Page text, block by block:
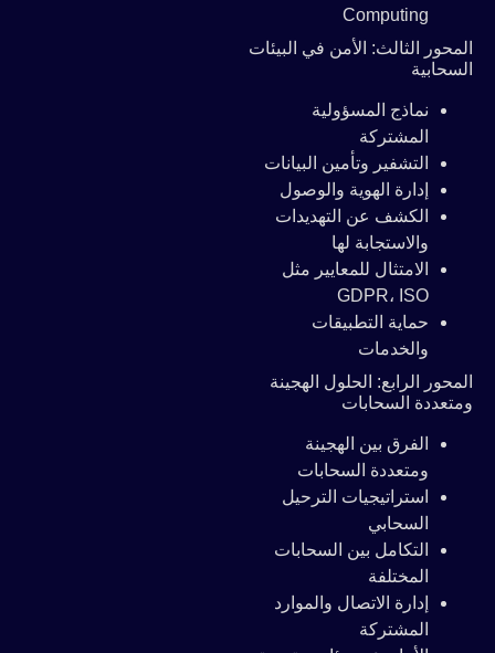
Computing
المحور الثالث: الأمن في البيئات
السحابية
نماذج المسؤولية
المشتركة
التشفير وتأمين البيانات
إدارة الهوية والوصول
الكشف عن التهديدات
والاستجابة لها
الامتثال للمعايير مثل
GDPR، ISO
حماية التطبيقات
والخدمات
المحور الرابع: الحلول الهجينة
ومتعددة السحابات
الفرق بين الهجينة
ومتعددة السحابات
استراتيجيات الترحيل
السحابي
التكامل بين السحابات
المختلفة
إدارة الاتصال والموارد
المشتركة